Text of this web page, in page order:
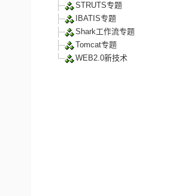
STRUTS专题
IBATIS专题
Shark工作流专题
Tomcat专题
WEB2.0新技术